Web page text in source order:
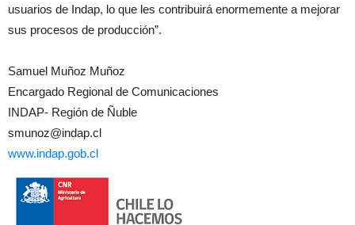
usuarios de Indap, lo que les contribuirá enormemente a mejorar
sus procesos de producción”.
Samuel Muñoz Muñoz
Encargado Regional de Comunicaciones
INDAP- Región de Ñuble
smunoz@indap.cl
www.indap.gob.cl